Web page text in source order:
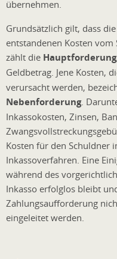
übernehmen.
Grundsätzlich gilt, dass
entstandenen Kosten
zählt die Hauptforderung
Geldbetrag. Jene Kosten,
verursacht werden,
Nebenforderung.
Inkassokosten, Zinsen,
Kosten für den Schuldner
Inkassoverfahren. Eine
während des
Inkasso erfolglos bleibt
Zahlungsaufforderung
eingeleitet werden.